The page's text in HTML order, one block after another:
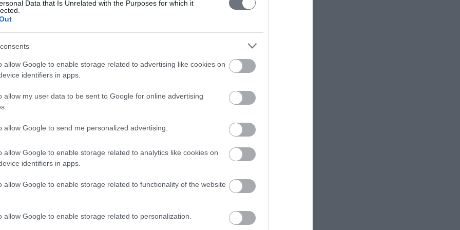
Data that Is Unrelated with the Purposes for which it
allow Google to enable storage related to advertising like cookies on
identifiers in apps.
allow my user data to be sent to Google for online advertising
allow Google to send me personalized advertising.
allow Google to enable storage related to analytics like cookies on
identifiers in apps.
allow Google to enable storage related to functionality of the website
allow Google to enable storage related to personalization.
να
Free
του
which was superbly organized. Free Spirit
the complexity of the congress, and all
Πέμπτη, 14 Μαΐου 2015
περισσότερα
μου
για
μαζί
Παθολογίας Βορείου Ελλάδος
Οι συνεργάτες της Εταιρείας σας
επαγγελματισμού και υπευθυνότητας με
συνεχιστεί και στο μέλλον, σας ευχόμαστε